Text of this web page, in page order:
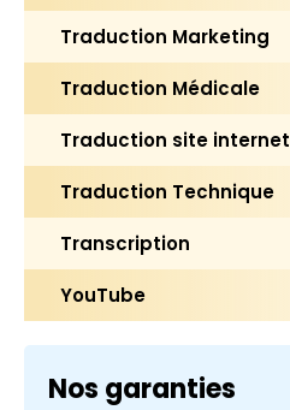
Traduction Marketing
Traduction Médicale
Traduction site internet
Traduction Technique
Transcription
YouTube
Nos garanties